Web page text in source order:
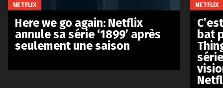
NETFLIX
Here we go again: Netflix
annule sa série ‘1899’ après
seulement une saison
NETFLIX
bat